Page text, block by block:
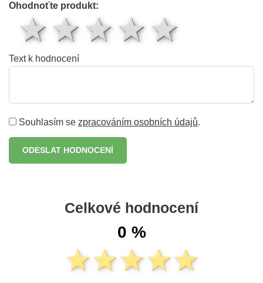
Ohodnoťte produkt:
4
3 hvězdy
2 hvězdy
1 hvězda
Text k hodnocení
Souhlasím se zpracováním osobních údajů.
ODESLAT HODNOCENÍ
Celkové hodnocení
0 %